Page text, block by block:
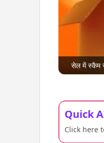
सेल में स्कैम
Quick
Click here